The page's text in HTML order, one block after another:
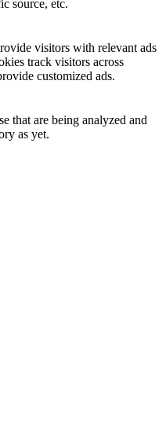
source, etc.
visitors with relevant ads
track visitors across
customized ads.
that are being analyzed and
as yet.